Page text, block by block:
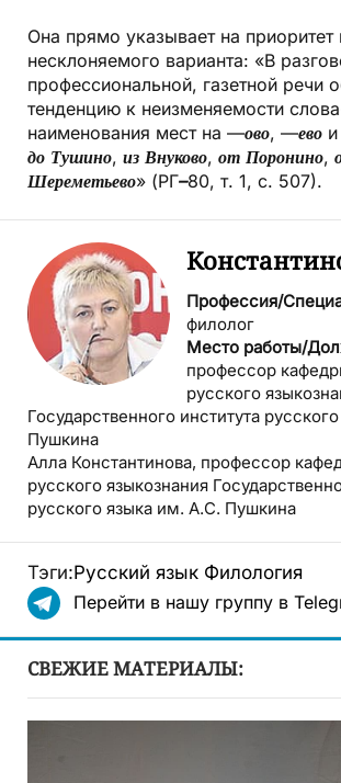
Она прямо указывает на
несклоняемого варианта: «В
профессиональной, газетной речи
тенденцию к неизменяемости
наименования мест на —ово, —ево
до Тушино, из Внуково, от Поронино,
Шереметьево» (РГ–80, т. 1, с. 507).
Профессия/
филолог
Место работы/
профессор
русского
Государственного института
Пушкина
Алла Константинова, профессор
русского языкознания
русского языка им. А.С. Пушкина
Тэги:Русский язык Филология
Перейти в нашу группу в
СВЕЖИЕ МАТЕРИАЛЫ: